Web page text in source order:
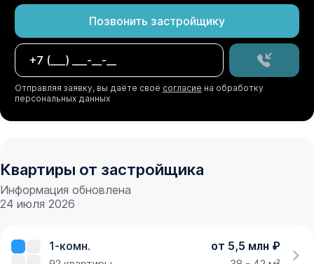
Позвонить застройщику
Отправляя заявку, вы даёте своё согласие на обработку
персональных данных
Квартиры от застройщика
Информация обновлена
24 июля 2026
1-комн. от 5,5 млн ₽